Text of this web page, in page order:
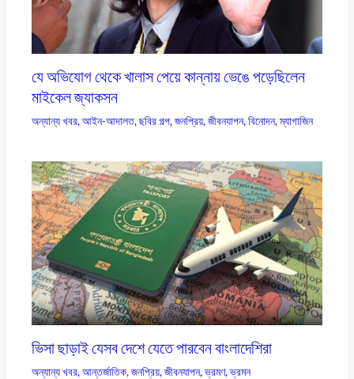
যে অভিযোগ থেকে খালাস পেয়ে কান্নায় ভেঙে পড়েছিলেন
মাইকেল জ্যাকসন
অন্যান্য খবর,আইন-আদালত,ছবির গল্প,জনপ্রিয়,জীবনযাপন,বিনোদন,ম্যাগাজিন
ভিসা ছাড়াই যেসব দেশে যেতে পারবেন বাংলাদেশিরা
অন্যান্য খবর,আন্তর্জাতিক,জনপ্রিয়,জীবনযাপন,ভ্রমণ,ভ্রমন